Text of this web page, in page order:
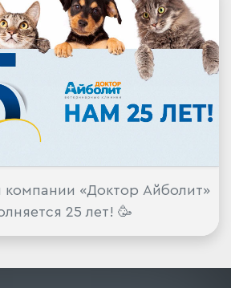
«Доктор Айболит»
25 лет! 🥳